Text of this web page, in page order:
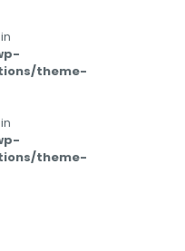
theme-
theme-